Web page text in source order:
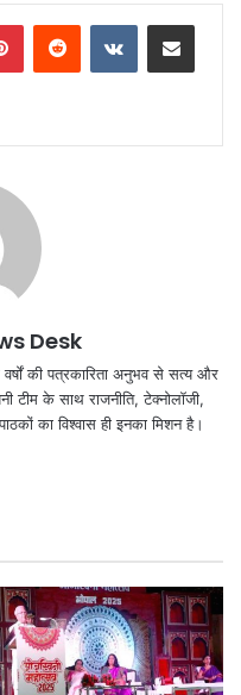
PinterestReddit VKontakteShare via Email
Desk
की पत्रकारिता अनुभव से सत्य और
के साथ राजनीति, टेक्नोलॉजी,
का विश्वास ही इनका मिशन है।